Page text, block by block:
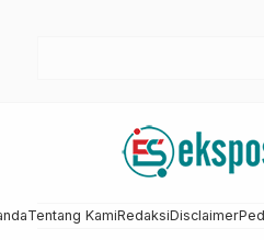
Tentang KamiRedaksiDisclaimer